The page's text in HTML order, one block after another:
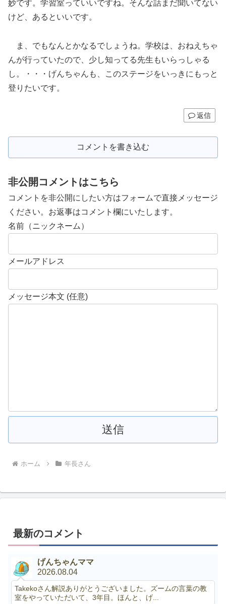
妙です。学習室っていいですね。そんな話まだ聞いてない
けど、あるといいです。
ま、でもなんとかなるでしょうね。学校は、おねえちゃ
んが行っていたので、少し知ってる先生もいらっしゃる
し。・・・げんちゃんも、このステージをいっきにもっと
登りたいです。
返信
コメントを書き込む
非公開コメントはこちら
コメントを非公開にしたい方はフォームで直接メッセージ
ください。お返事はコメント欄にいたします。
名前（ニックネーム）
メールアドレス
メッセージ本文 (任意)
ホーム 年長さん
最新のコメント
げんちゃんママ
2026.08.04
Takekoさん解説ありがとうございました。ズームの言葉の教
室をやっていただいて、3年目。ほんと、げ...